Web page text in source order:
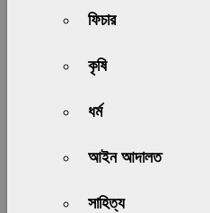
ফিচার
কৃষি
ধর্ম
আইন আদালত
সাহিত্য